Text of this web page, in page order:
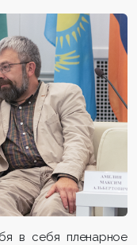
в себя пленарное